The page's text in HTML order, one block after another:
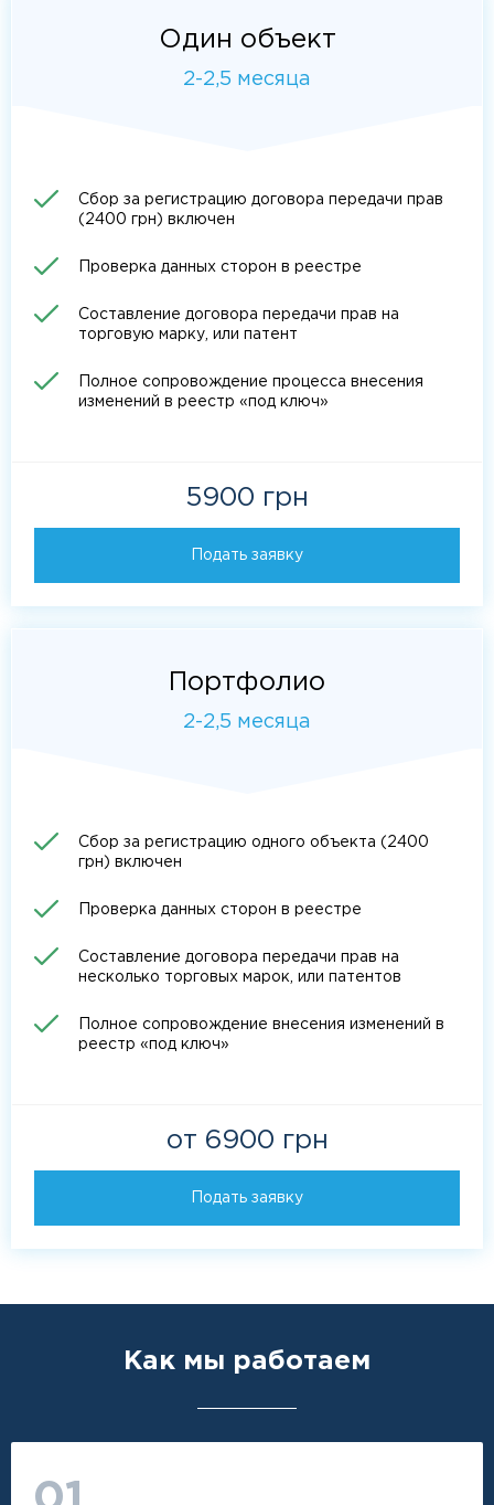
Один объект
2-2,5 месяца
Сбор за регистрацию договора передачи прав
(2400 грн) включен
Проверка данных сторон в реестре
Составление договора передачи прав на
торговую марку, или патент
Полное сопровождение процесса внесения
изменений в реестр «под ключ»
5900 грн
Подать заявку
Портфолио
2-2,5 месяца
Сбор за регистрацию одного объекта (2400
грн) включен
Проверка данных сторон в реестре
Составление договора передачи прав на
несколько торговых марок, или патентов
Полное сопровождение внесения изменений в
реестр «под ключ»
от 6900 грн
Подать заявку
Как мы работаем